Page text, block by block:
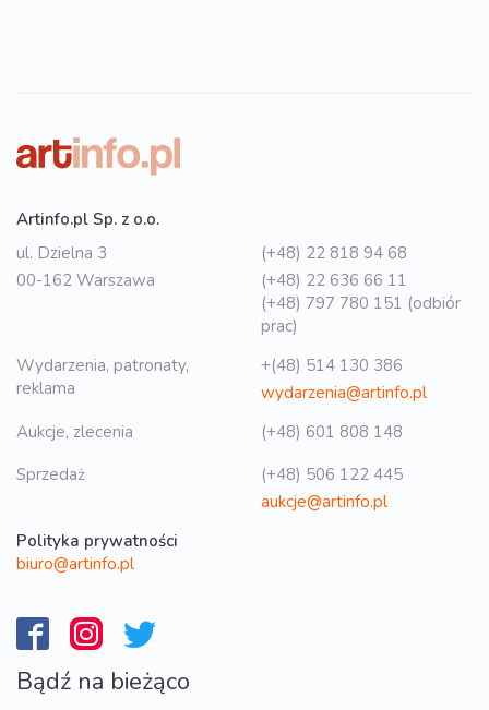
Artinfo.pl Sp. z o.o.
ul. Dzielna 3
00-162 Warszawa
(+48) 22 818 94 68
(+48) 22 636 66 11
(+48) 797 780 151 (odbiór
prac)
Wydarzenia, patronaty,
reklama
+(48) 514 130 386
wydarzenia@artinfo.pl
Aukcje, zlecenia
(+48) 601 808 148
Sprzedaż
(+48) 506 122 445
aukcje@artinfo.pl
Polityka prywatności
biuro@artinfo.pl
Bądź na bieżąco